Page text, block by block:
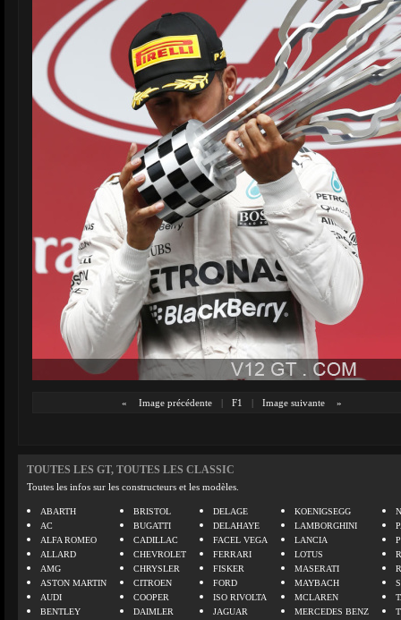
« Image précédente | F1 | Image suivante »
TOUTES LES GT, TOUTES LES CLASSIC
Toutes les infos sur les constructeurs et les modèles.
ABARTH
AC
ALFA ROMEO
ALLARD
AMG
ASTON MARTIN
AUDI
BENTLEY
BRISTOL
BUGATTI
CADILLAC
CHEVROLET
CHRYSLER
CITROEN
COOPER
DAIMLER
DELAGE
DELAHAYE
FACEL VEGA
FERRARI
FISKER
FORD
ISO RIVOLTA
JAGUAR
KOENIGSEGG
LAMBORGHINI
LANCIA
LOTUS
MASERATI
MAYBACH
MCLAREN
MERCEDES BENZ